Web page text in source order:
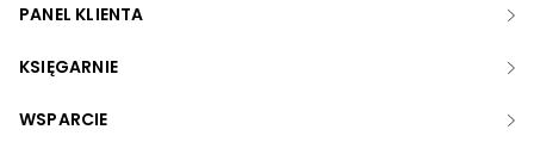
PANEL KLIENTA
KSIĘGARNIE
WSPARCIE